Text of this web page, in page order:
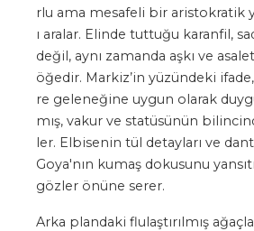
rlu ama mesafeli bir aristokratik
ı aralar. Elinde tuttuğu karanfil,
değil, aynı zamanda aşkı ve
öğedir. Markiz’in yüzündeki
re geleneğine uygun olarak
mış, vakur ve statüsünün
ler. Elbisenin tül detayları ve
Goya'nın kumaş dokusunu
gözler önüne serer.
Arka plandaki flulaştırılmış